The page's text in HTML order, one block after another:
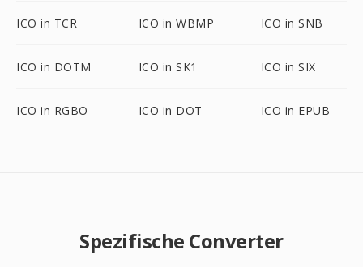
ICO in TCR ICO in WBMP ICO in SNB
ICO in DOTM ICO in SK1 ICO in SIX
ICO in RGBO ICO in DOT ICO in EPUB
Spezifische Converter